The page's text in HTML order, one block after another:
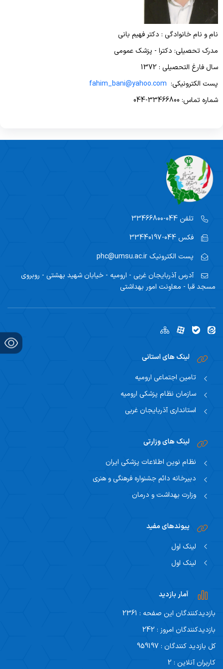
پیشگیری و مبارزه با بیماریهای غیرواگیر
بهبود تغذیه جامعه
بهداشت دهان و دندان
نام و نام خانوادگی : دکتر فهیم بانی
مدرک تحصیلی: دکترا - پزشک عمومی
سال فارغ التحصیلی : 1372
پست الکترونیکی: fahim_bani@yahoo.com
شماره تماس: 33466800-044
تلفن
فکس
پست الکترونیک
آدرس آذربایجان غربی - ارومیه - خیابان شهید بهشتی - روبروی
مسجد قبا - معاونت امور بهداشتی
لینک های استانی
تامین اجتماعی ارومیه
سازمان نظام پزشکی ارومیه
استانداری آذربایجان غربی
لینک های وزارتی
نظام نوین اطلاعات پزشکی ایران
دبیرخانه دائم جشنواره فرهنگی و هنری
وزارت بهداشت و درمان
پیوندهای مفید
لینک اول
لینک اول
آمار بازدید
بازدیدکنندگان این صفحه : 2361
بازدیدکنندگان امروز : 242
کل بازدید کنندگان : 959197
کاربران آنلاین : 2